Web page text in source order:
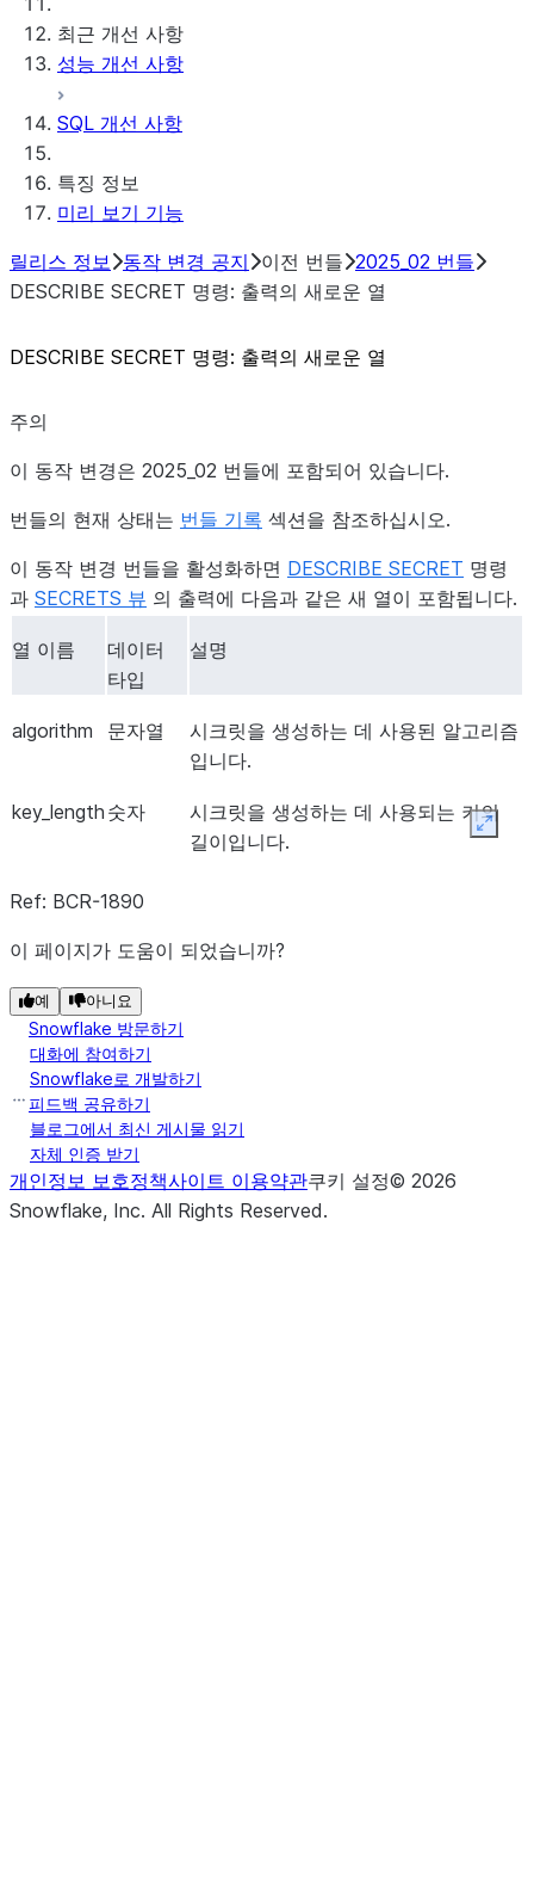
최근 개선 사항
성능 개선 사항
SQL 개선 사항
특징 정보
미리 보기 기능
릴리스 정보 동작 변경 공지 이전 번들 2025_02 번들
DESCRIBE SECRET 명령: 출력의 새로운 열
DESCRIBE SECRET 명령: 출력의 새로운 열
주의
이 동작 변경은 2025_02 번들에 포함되어 있습니다.
번들의 현재 상태는 번들 기록 섹션을 참조하십시오.
이 동작 변경 번들을 활성화하면 DESCRIBE SECRET 명령
과 SECRETS 뷰 의 출력에 다음과 같은 새 열이 포함됩니다.
열 이름
데이터
타입
설명
algorithm 문자열
시크릿을 생성하는 데 사용된 알고리즘
입니다.
key_length 숫자
시크릿을 생성하는 데 사용되는 키의
길이입니다.
Ref: BCR-1890
이 페이지가 도움이 되었습니까?
예 아니요
Snowflake 방문하기
대화에 참여하기
Snowflake로 개발하기
피드백 공유하기
블로그에서 최신 게시물 읽기
자체 인증 받기
개인정보 보호정책사이트 이용약관쿠키 설정© 2026
Snowflake, Inc. All Rights Reserved.